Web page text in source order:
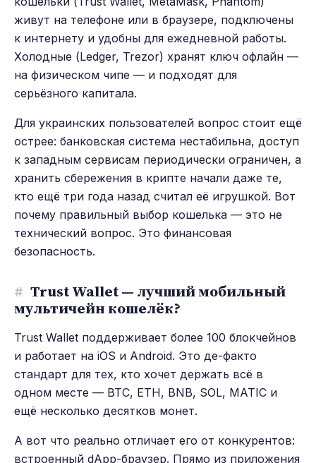
живут на телефоне или в браузере, подключены
к интернету и удобны для ежедневной работы.
Холодные (Ledger, Trezor) хранят ключ офлайн —
на физическом чипе — и подходят для
серьёзного капитала.
Для украинских пользователей вопрос стоит ещё
острее: банковская система нестабильна, доступ
к западным сервисам периодически ограничен, а
хранить сбережения в крипте начали даже те,
кто ещё три года назад считал её игрушкой. Вот
почему правильный выбор кошелька — это не
технический вопрос. Это финансовая
безопасность.
# Trust Wallet — лучший мобильный
мультичейн кошелёк?
Trust Wallet поддерживает более 100 блокчейнов
и работает на iOS и Android. Это де-факто
стандарт для тех, кто хочет держать всё в
одном месте — BTC, ETH, BNB, SOL, MATIC и
ещё несколько десятков монет.
А вот что реально отличает его от конкурентов:
встроенный dApp-браузер. Прямо из приложения